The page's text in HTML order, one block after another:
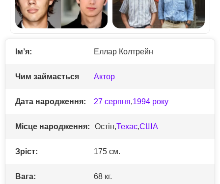
Ім’я: Еллар Колтрейн
Чим займається Актор
Дата народження: 27 серпня,1994 року
Місце народження: Остін,Техас,США
Зріст: 175 см.
Вага: 68 кг.